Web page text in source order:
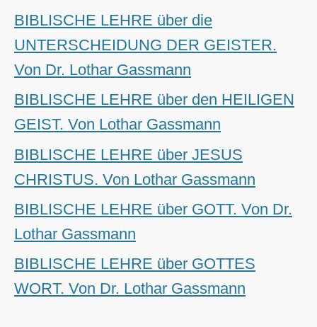
BIBLISCHE LEHRE über die
UNTERSCHEIDUNG DER GEISTER.
Von Dr. Lothar Gassmann
BIBLISCHE LEHRE über den HEILIGEN
GEIST. Von Lothar Gassmann
BIBLISCHE LEHRE über JESUS
CHRISTUS. Von Lothar Gassmann
BIBLISCHE LEHRE über GOTT. Von Dr.
Lothar Gassmann
BIBLISCHE LEHRE über GOTTES
WORT. Von Dr. Lothar Gassmann